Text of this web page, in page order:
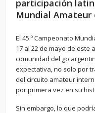
participación
Mundial Amateur
El 45.º Campeonato
17 al 22 de mayo de este
comunidad del go
expectativa, no solo por
del circuito amateur
por primera vez en su
Sin embargo, lo que